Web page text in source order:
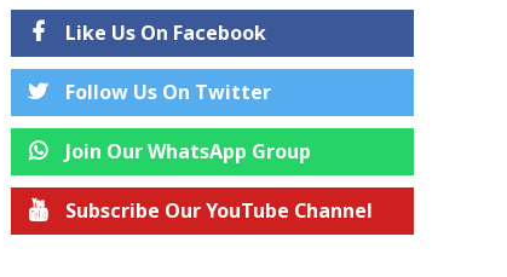
Like Us On Facebook
Follow Us On Twitter
Join Our WhatsApp Group
Subscribe Our YouTube Channel